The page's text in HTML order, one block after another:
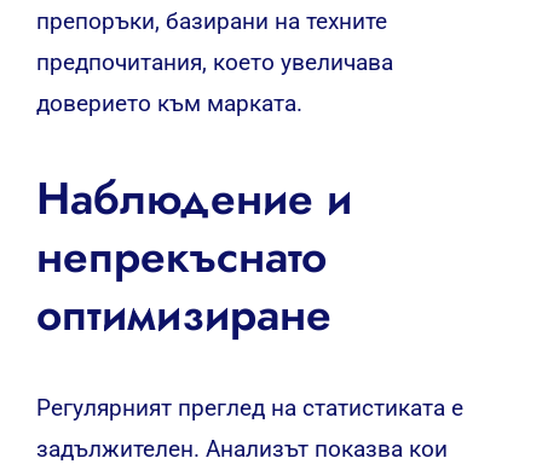
препоръки, базирани на техните
предпочитания, което увеличава
доверието към марката.
Наблюдение и
непрекъснато
оптимизиране
Регулярният преглед на статистиката е
задължителен. Анализът показва кои